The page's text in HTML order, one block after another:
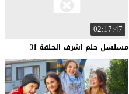
02:17:47
مسلسل حلم اشرف الحلقة 31